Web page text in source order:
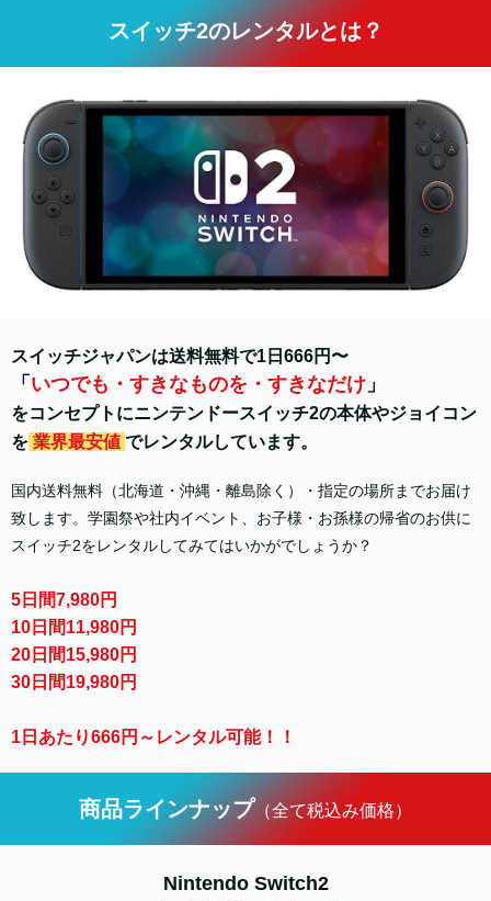
スイッチ2のレンタルとは？
スイッチジャパンは送料無料で1日666円〜
「 いつでも・すきなものを・すきなだけ 」
をコンセプトにニンテンドースイッチ2の本体やジョイコン
を 業界最安値 でレンタルしています。
国内送料無料（北海道・沖縄・離島除く）・指定の場所までお届け
致します。学園祭や社内イベント、お子様・お孫様の帰省のお供に
スイッチ2をレンタルしてみてはいかがでしょうか？
5日間7,980円
10日間11,980円
20日間15,980円
30日間19,980円
1日あたり666円～レンタル可能！！
商品ラインナップ （全て税込み価格）
Nintendo Switch2